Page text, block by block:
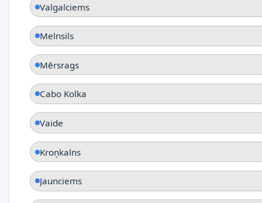
Valgalciems
Melnsils
Mērsrags
Cabo Kolka
Vaide
Kroņkalns
Jaunciems